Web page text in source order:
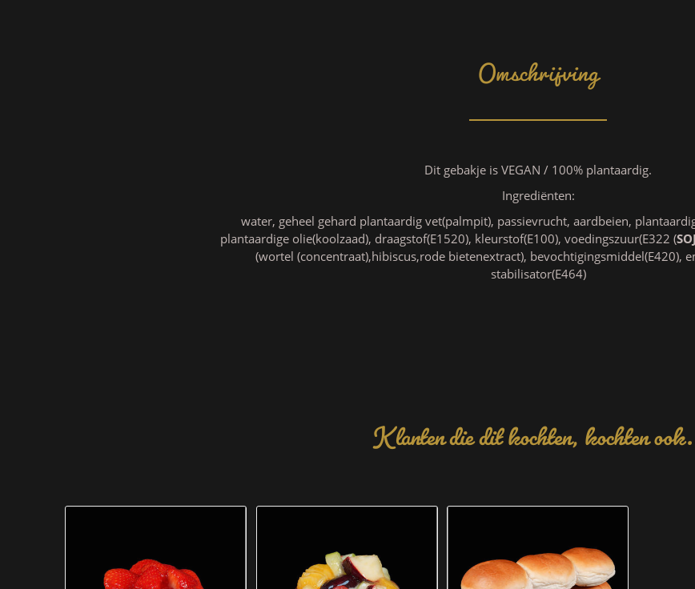
Omschrijving
Dit gebakje is VEGAN / 100% plantaardig.
Ingrediënten:
water, geheel gehard plantaardig vet(palmpit), passievrucht, aardbeien,
plantaardige olie(koolzaad), draagstof(E1520), kleurstof(E100), voedingszuur(E322 (
(wortel (concentraat),hibiscus,rode bietenextract), bevochtigingsmiddel(E420),
stabilisator(E464)
Klanten die dit kochten, kochten